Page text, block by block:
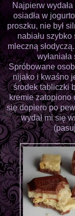
Najpierw
osiadła w
proszku, nie był
nabiału szybko
mleczną
Spróbowane
nijako i kwaśno
środek tabliczki
kremie zatopiono
się dopiero po
wydał mi się